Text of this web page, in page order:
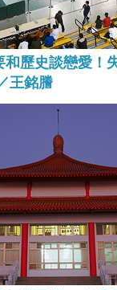
和歷史談戀愛！
王銘謄